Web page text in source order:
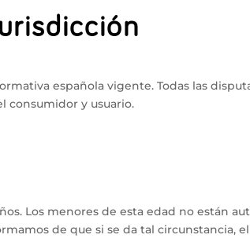
española vigente. Todas las
consumidor y usuario.
Los menores de esta edad no están
de que si se da tal circunstancia,